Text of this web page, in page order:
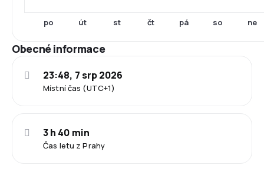
po út st čt pá so ne
Obecné informace
Místní čas (UTC+1)
23:48, 7 srp 2026
Čas letu z Prahy
3 h 40 min